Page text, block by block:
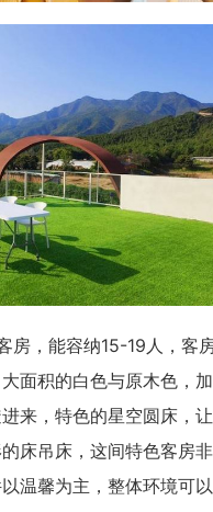
房，能容纳15-19人，客
面积的白色与原木色，
来，特色的星空圆床，
床吊床，这间特色客房
温馨为主，整体环境可